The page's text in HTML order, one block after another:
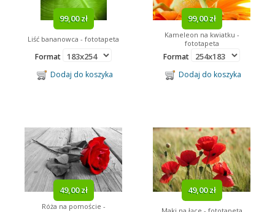
99,00 zł
Liść bananowca - fototapeta
Format
Dodaj do koszyka
99,00 zł
Kameleon na kwiatku -
fototapeta
Format
Dodaj do koszyka
49,00 zł
Róża na pomoście -
49,00 zł